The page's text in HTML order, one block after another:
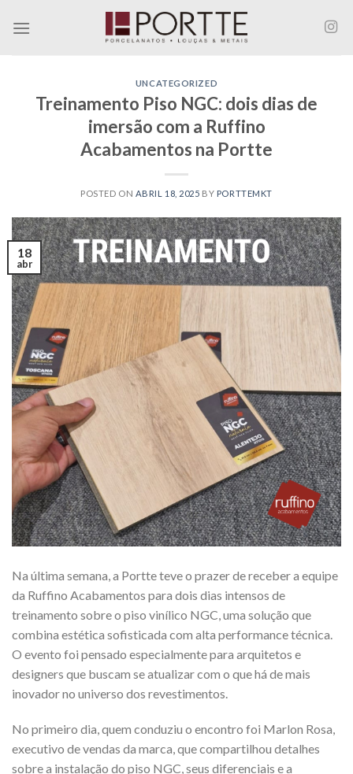
UNCATEGORIZED
Treinamento Piso NGC: dois dias de
imersão com a Ruffino
Acabamentos na Portte
POSTED ON ABRIL 18, 2025 BY PORTTEMKT
18
abr
Na última semana, a Portte teve o prazer de receber a equipe
da Ruffino Acabamentos para dois dias intensos de
treinamento sobre o piso vinílico NGC, uma solução que
combina estética sofisticada com alta performance técnica.
O evento foi pensado especialmente para arquitetos e
designers que buscam se atualizar com o que há de mais
inovador no universo dos revestimentos.
No primeiro dia, quem conduziu o encontro foi Marlon Rosa,
executivo de vendas da marca, que compartilhou detalhes
sobre a instalação do piso NGC, seus diferenciais e a